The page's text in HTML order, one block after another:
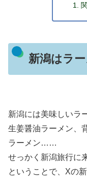
新潟はラ
新潟には美味しいラ
生姜醤油ラーメン、
ラーメン……
せっかく新潟旅行に
ということで、Xの